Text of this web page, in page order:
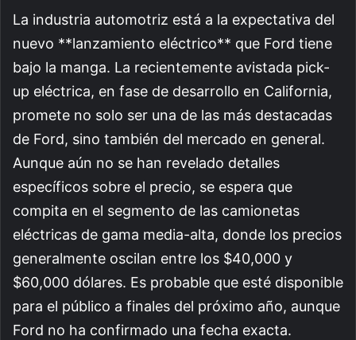
La industria automotriz está a la expectativa del
nuevo **lanzamiento eléctrico** que Ford tiene
bajo la manga. La recientemente avistada pick-
up eléctrica, en fase de desarrollo en California,
promete no solo ser una de las más destacadas
de Ford, sino también del mercado en general.
Aunque aún no se han revelado detalles
específicos sobre el precio, se espera que
compita en el segmento de las camionetas
eléctricas de gama media-alta, donde los precios
generalmente oscilan entre los $40,000 y
$60,000 dólares. Es probable que esté disponible
para el público a finales del próximo año, aunque
Ford no ha confirmado una fecha exacta.